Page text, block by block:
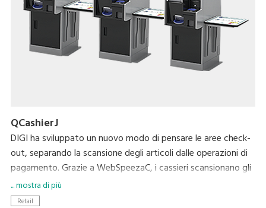
QCashierJ
DIGI ha sviluppato un nuovo modo di pensare le aree check-
out, separando la scansione degli articoli dalle operazioni di
pagamento. Grazie a WebSpeezaC, i cassieri scansionano gli
acquisti e applicano gli sconti, mentre con QCashier, i clienti
si occupano del pagamento. Secondo gli studi fatti da DIGI,
... mostra di più
Retail